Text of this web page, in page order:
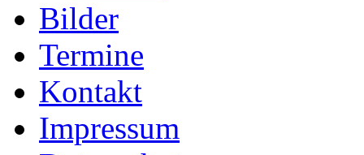
Bilder
Termine
Kontakt
Impressum